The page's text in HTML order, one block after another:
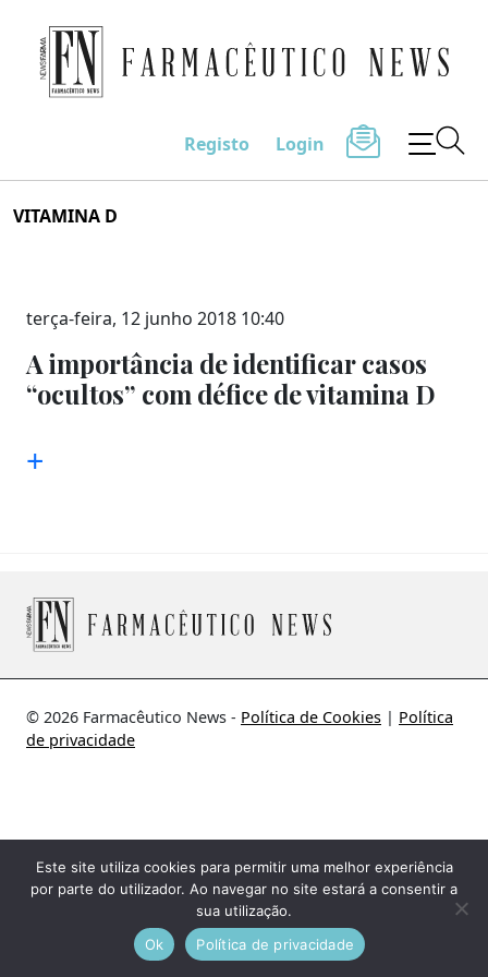
to
Farmacêutico News
Registo Login
VITAMINA D
terça-feira, 12 junho 2018 10:40
A importância de identificar casos
“ocultos” com défice de vitamina D
+
© 2026 Farmacêutico News - Política de Cookies | Política
de privacidade
Este site utiliza cookies para permitir uma melhor experiência
por parte do utilizador. Ao navegar no site estará a consentir a
sua utilização.
Ok
Política de privacidade